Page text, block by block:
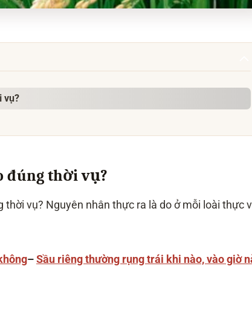
vụ?
đúng thời vụ?
vụ? Nguyên nhân thực ra là do ở mỗi loài thực
–Sầu riêng thường rụng trái khi nào, vào giờ